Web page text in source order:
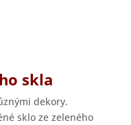
skla
dekory.
sklo ze zeleného